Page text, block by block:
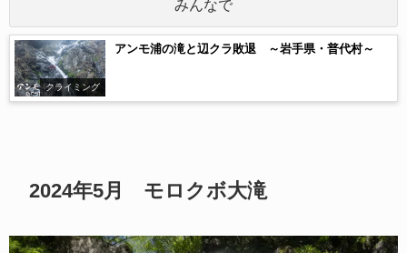
みんなで
クライミング
アンモ浦の滝と辺クラ敗退 ～岩手県・普代村～
2024年5月 モロクボ大滝